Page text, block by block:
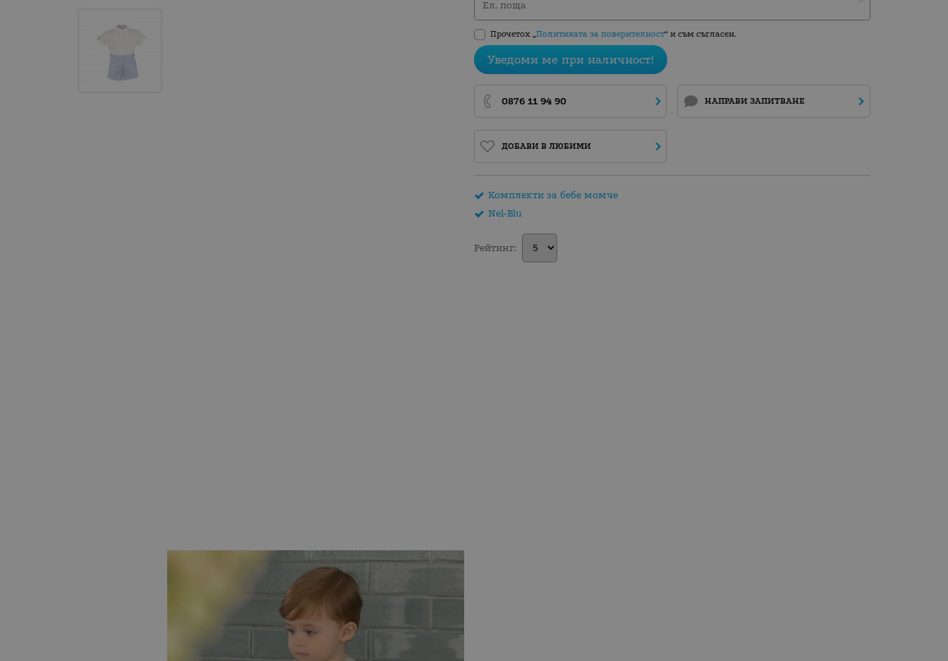
Ел. поща
Прочетох „Политиката за поверителност“ и съм съгласен.
Уведоми ме при наличност!
0876 11 94 90 НАПРАВИ ЗАПИТВАНЕ
ДОБАВИ В ЛЮБИМИ
Комплекти за бебе момче
Nel-Blu
Рейтинг: